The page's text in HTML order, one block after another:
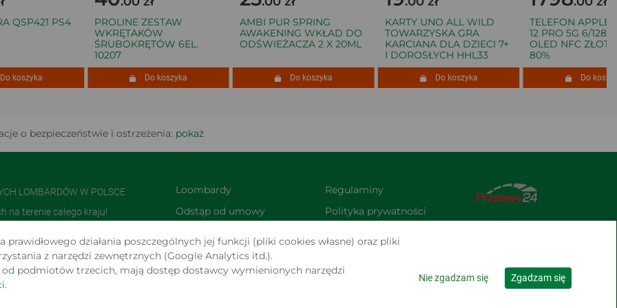
QSP421 PS4
koszyka
PROLINE ZESTAW
WKRĘTAKÓW
ŚRUBOKRĘTÓW 6EL.
10207
Do koszyka
AMBI PUR SPRING
AWAKENING WKŁAD DO
ODŚWIEŻACZA 2 X 20ML
Do koszyka
KARTY UNO ALL WILD
TOWARZYSKA GRA
KARCIANA DLA DZIECI 7+
I DOROSŁYCH HHL33
Do koszyka
TELEFON APPLE
12 PRO 5G 6/128GB
OLED NFC ZŁOTY
80%
Do koszyka
o bezpieczeństwie i ostrzeżenia: pokaż
LOMBARDÓW W POLSCE
na terenie całego kraju!
SERWISIE
OFERTY W MYŚL ART. 66,
Loombardy
Odstąp od umowy
Zwroty i reklamacje
Regulaminy
Polityka prywatności
działania poszczególnych jej funkcji (pliki cookies własne) oraz pliki
z narzędzi zewnętrznych (Google Analytics itd.).
podmiotów trzecich, mają dostęp dostawcy wymienionych narzędzi
.
Nie zgadzam się Zgadzam się